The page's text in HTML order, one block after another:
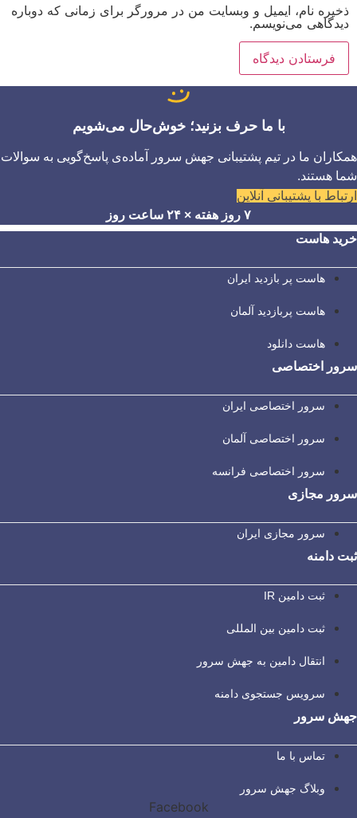
ذخیره نام، ایمیل و وبسایت من در مرورگر برای زمانی که دوباره
دیدگاهی می‌نویسم.
با ما حرف بزنید؛ خوش‌حال می‌شویم
همکاران ما در تیم پشتیبانی جهش سرور آماده‌ی پاسخ‌گویی به سوالات
شما هستند.
ارتباط با پشتیبانی آنلاین
۷ روز هفته × ۲۴ ساعت روز
خرید هاست
هاست پر بازدید ایران
هاست پربازدید آلمان
هاست دانلود
سرور اختصاصی
سرور اختصاصی ایران
سرور اختصاصی آلمان
سرور اختصاصی فرانسه
سرور مجازی
سرور مجازی ایران
ثبت دامنه
ثبت دامین IR
ثبت دامین بین المللی
انتقال دامین به جهش سرور
سرویس جستجوی دامنه
جهش سرور
تماس با ما
وبلاگ جهش سرور
Facebook